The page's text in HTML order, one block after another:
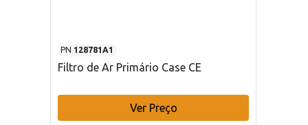
PN 128781A1
Filtro de Ar Primário Case CE
Ver Preço